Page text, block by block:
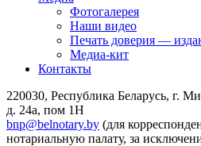
Фотогалерея
Наши видео
Печать доверия —
Медиа-кит
Контакты
220030, Республика Беларусь, г.
д. 24а, пом 1Н
bnp@belnotary.by (для
нотариальную палату, за